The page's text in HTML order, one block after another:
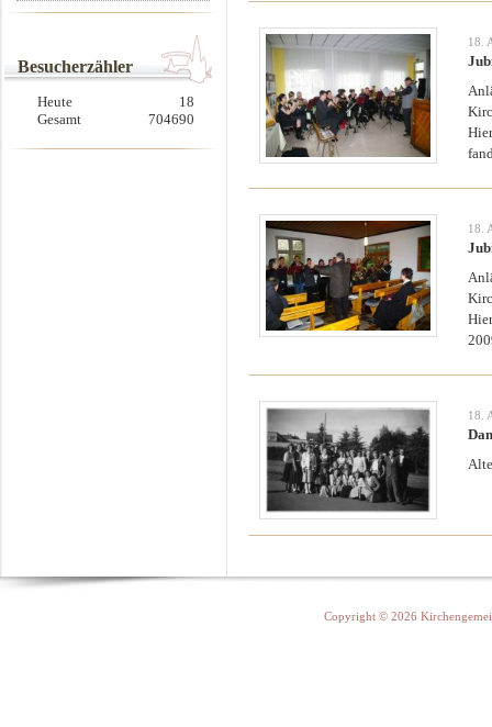
Besucherzähler
Heute
18
Gesamt
704690
18.
18.
18.
Copyright © 2026